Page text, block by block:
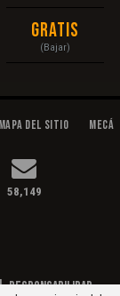
Gratis
(Bajar)
Mapa del Sitio
58,149
Responsabilidad